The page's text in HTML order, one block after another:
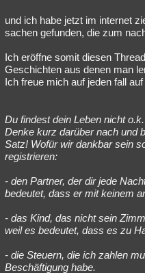
und ich habe jetzt im internet
sachen gefunden, die zum
Ich eröffne somit diesen
Geschichten aus denen man
Ich freue mich auf jeden fall
Du findest dein Leben nicht
Denke kurz darüber nach und
Satz! Wofür wir dankbar sein
registrieren:
- den Partner, der dir jede
bedeutet, dass er mit keinem
- das Kind, das nicht sein
weil es bedeutet, dass es zu
- die Steuern, die ich zahlen
Beschäftigung habe.